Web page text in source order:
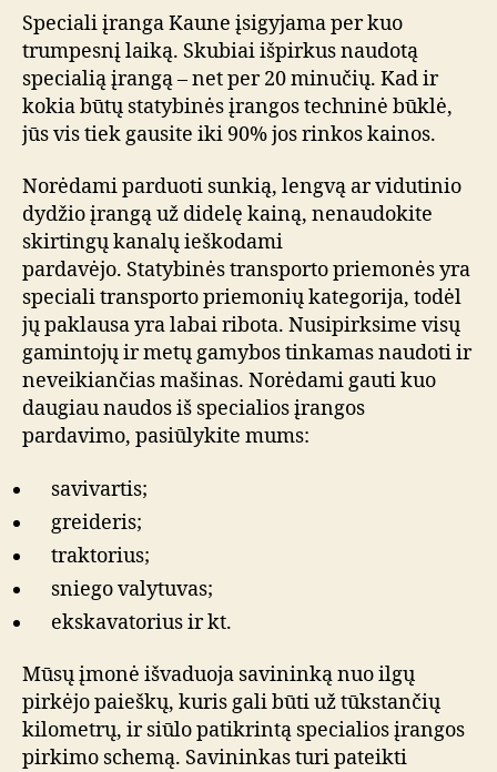
Speciali įranga Kaune įsigyjama per kuo
trumpesnį laiką. Skubiai išpirkus naudotą
specialią įrangą – net per 20 minučių. Kad ir
kokia būtų statybinės įrangos techninė būklė,
jūs vis tiek gausite iki 90% jos rinkos kainos.
Norėdami parduoti sunkią, lengvą ar vidutinio
dydžio įrangą už didelę kainą, nenaudokite
skirtingų kanalų ieškodami
pardavėjo. Statybinės transporto priemonės yra
speciali transporto priemonių kategorija, todėl
jų paklausa yra labai ribota. Nusipirksime visų
gamintojų ir metų gamybos tinkamas naudoti ir
neveikiančias mašinas. Norėdami gauti kuo
daugiau naudos iš specialios įrangos
pardavimo, pasiūlykite mums:
savivartis;
greideris;
traktorius;
sniego valytuvas;
ekskavatorius ir kt.
Mūsų įmonė išvaduoja savininką nuo ilgų
pirkėjo paieškų, kuris gali būti už tūkstančių
kilometrų, ir siūlo patikrintą specialios įrangos
pirkimo schemą. Savininkas turi pateikti